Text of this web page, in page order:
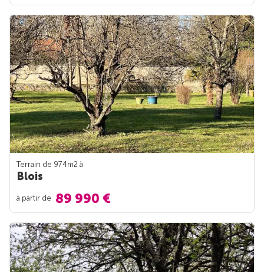
Terrain de 974m2 à
Blois
à partir de 89 990 €